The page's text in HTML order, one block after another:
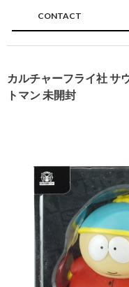
CONTACT
カルチャーフライ社 サ
トマン 未開封